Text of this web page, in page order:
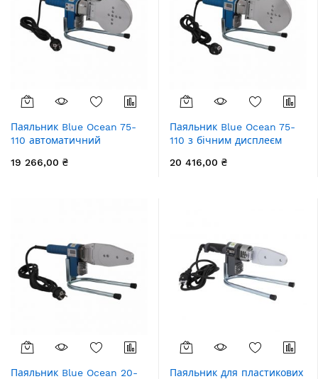
Паяльник Blue Ocean 75-
110 автоматичний
19 266,00 ₴
Паяльник Blue Ocean 75-
110 з бічним дисплеєм
20 416,00 ₴
Паяльник Blue Ocean 20-
Паяльник для пластикових